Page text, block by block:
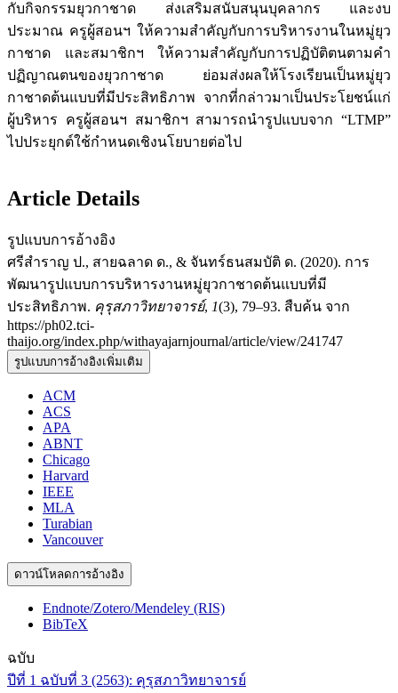
กับกิจกรรมยุวกาชาด ส่งเสริมสนับสนุนบุคลากร และงบ
ประมาณ ครูผู้สอนฯ ให้ความสำคัญกับการบริหารงานในหมู่ยุว
กาชาด และสมาชิกฯ ให้ความสำคัญกับการปฏิบัติตนตามคำ
ปฏิญาณตนของยุวกาชาด ย่อมส่งผลให้โรงเรียนเป็นหมู่ยุว
กาชาดต้นแบบที่มีประสิทธิภาพ จากที่กล่าวมาเป็นประโยชน์แก่
ผู้บริหาร ครูผู้สอนฯ สมาชิกฯ สามารถนำรูปแบบจาก “LTMP”
ไปประยุกต์ใช้กำหนดเชิงนโยบายต่อไป
Article Details
รูปแบบการอ้างอิง
ศรีสำราญ ป., สายฉลาด ด., & จันทร์ธนสมบัติ ด. (2020). การ
พัฒนารูปแบบการบริหารงานหมู่ยุวกาชาดต้นแบบที่มี
ประสิทธิภาพ. คุรุสภาวิทยาจารย์, 1(3), 79–93. สืบค้น จาก
https://ph02.tci-
thaijo.org/index.php/withayajarnjournal/article/view/241747
รูปแบบการอ้างอิงเพิ่มเติม
ACM
ACS
APA
ABNT
Chicago
Harvard
IEEE
MLA
Turabian
Vancouver
ดาวน์โหลดการอ้างอิง
Endnote/Zotero/Mendeley (RIS)
BibTeX
ฉบับ
ปีที่ 1 ฉบับที่ 3 (2563): คุรุสภาวิทยาจารย์